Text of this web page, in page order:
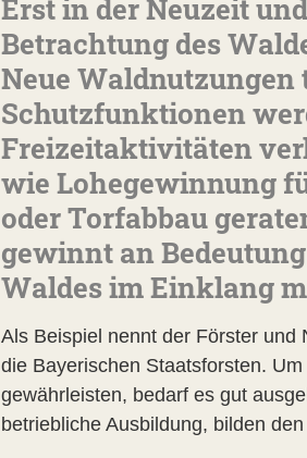
Erst in der Neuzeit
Betrachtung des
Neue
Schutzfunktionen
Freizeitaktivitäten
wie Lohegewinnung
oder Torfabbau
gewinnt an
Waldes im Einklang
Als Beispiel nennt der Förster und
die Bayerischen Staatsforsten.
gewährleisten, bedarf es gut
betriebliche Ausbildung, bilden